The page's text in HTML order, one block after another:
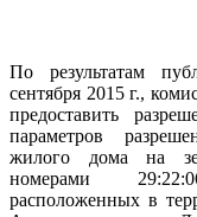
По результатам
сентября 2015 г.,
предоставить
параметров
жилого дома на
номерами
расположенных в